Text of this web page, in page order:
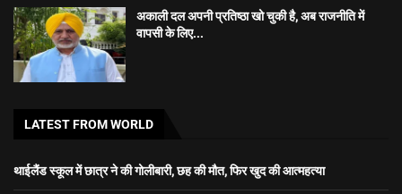
अकाली दल अपनी प्रतिष्ठा खो चुकी है, अब राजनीति में
वापसी के लिए...
LATEST FROM WORLD
थाईलैंड स्कूल में छात्र ने की गोलीबारी, छह की मौत, फिर खुद की आत्महत्या